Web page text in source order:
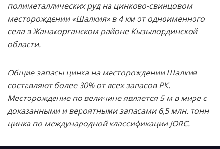
полиметаллических руд на цинково-свинцовом
месторождении «Шалкия» в 4 км от одноименного
села в Жанакорганском районе Кызылординской
области.
Общие запасы цинка на месторождении Шалкия
составляют более 30% от всех запасов РК.
Месторождение по величине является 5-м в мире с
доказанными и вероятными запасами 6,5 млн. тонн
цинка по международной классификации JORC.